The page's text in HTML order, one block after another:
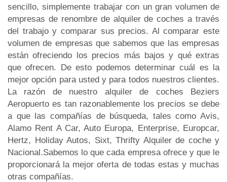
sencillo, simplemente trabajar con un gran volumen de
empresas de renombre de alquiler de coches a través
del trabajo y comparar sus precios. Al comparar este
volumen de empresas que sabemos que las empresas
están ofreciendo los precios más bajos y qué extras
que ofrecen. De esto podemos determinar cuál es la
mejor opción para usted y para todos nuestros clientes.
La razón de nuestro alquiler de coches Beziers
Aeropuerto es tan razonablemente los precios se debe
a que las compañías de búsqueda, tales como Avis,
Alamo Rent A Car, Auto Europa, Enterprise, Europcar,
Hertz, Holiday Autos, Sixt, Thrifty Alquiler de coche y
Nacional.Sabemos lo que cada empresa ofrece y que le
proporcionará la mejor oferta de todas estas y muchas
otras compañías.